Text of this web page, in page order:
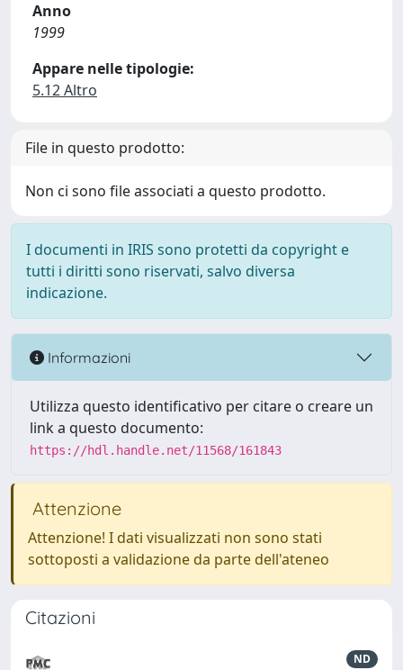
Anno
1999
Appare nelle tipologie:
5.12 Altro
File in questo prodotto:
Non ci sono file associati a questo prodotto.
I documenti in IRIS sono protetti da copyright e
tutti i diritti sono riservati, salvo diversa
indicazione.
Informazioni
Utilizza questo identificativo per citare o creare un
link a questo documento:
https://hdl.handle.net/11568/161843
Attenzione
Attenzione! I dati visualizzati non sono stati
sottoposti a validazione da parte dell'ateneo
Citazioni
ND